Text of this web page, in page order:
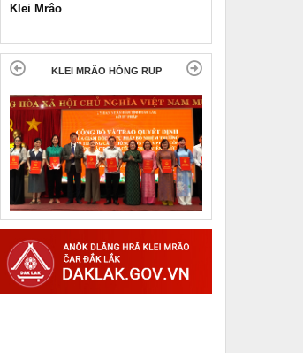
Klei Mrâo
KLEI MRÂO HǑNG RUP